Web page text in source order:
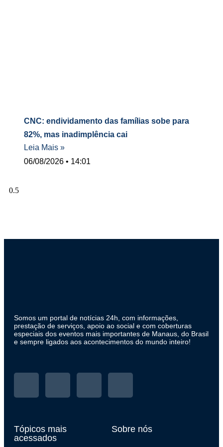
CNC: endividamento das famílias sobe para
82%, mas inadimplência cai
Leia Mais »
06/08/2026
14:01
Somos um portal de notícias 24h, com informações,
prestação de serviços, apoio ao social e com coberturas
especiais dos eventos mais importantes de Manaus, do Brasil
e sempre ligados aos acontecimentos do mundo inteiro!
Tópicos mais
acessados
Sobre nós